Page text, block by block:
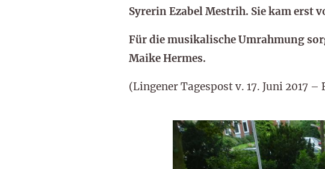
Syrerin Ezabel Mestrih. Sie kam erst
Für die musikalische Umrahmung
Maike Hermes.
(Lingener Tagespost v. 17. Juni 2017